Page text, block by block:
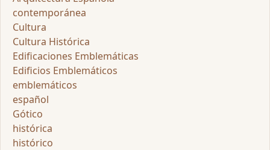
contemporánea
Cultura
Cultura Histórica
Edificaciones Emblemáticas
Edificios Emblemáticos
emblemáticos
español
Gótico
histórica
histórico